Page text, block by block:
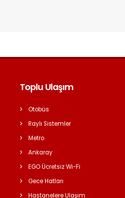
Toplu Ulaşım
Otobüs
Raylı Sistemler
Metro
Ankaray
EGO Ücretsiz Wi-Fi
Gece Hatları
Hastanelere Ulaşım